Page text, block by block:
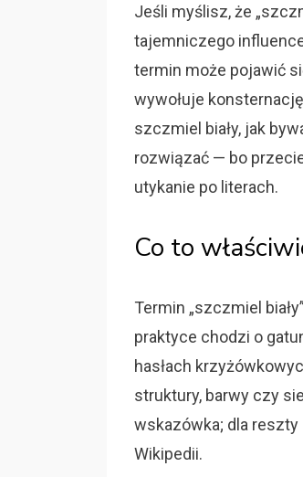
Jeśli myślisz, że
tajemniczego
termin może pojawić
wywołuje
szczmiel biały, jak
rozwiązać — bo
utykanie po literach.
Co to
Termin „szczmiel
praktyce chodzi o
hasłach
struktury, barwy czy
wskazówka; dla
Wikipedii.